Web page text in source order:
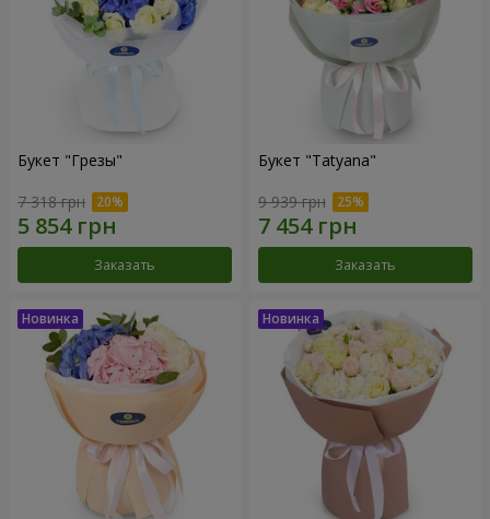
Букет "Грезы"
7 318 грн
Заказать
Букет "Tatyana"
9 939 грн
Заказать